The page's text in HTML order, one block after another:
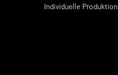
Individuelle Produktion